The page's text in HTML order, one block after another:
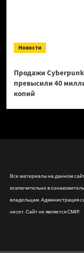
Новости
Продажи
превысили 40
копий
Все материалы на данном
исключительно в
владельцам. Администрация
несет. Сайт не является СМИ!